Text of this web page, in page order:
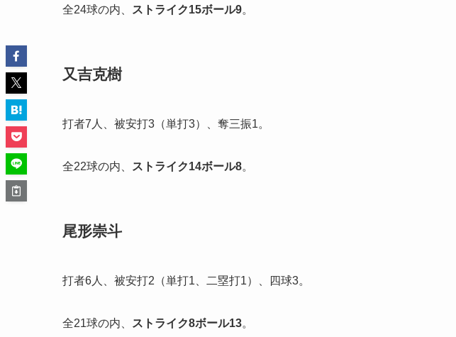
全24球の内、 ストライク15ボール9。
又吉克樹
打者7人、被安打3（単打3）、奪三振1。
全22球の内、 ストライク14ボール8。
尾形崇斗
打者6人、被安打2（単打1、二塁打1）、四球3。
全21球の内、 ストライク8ボール13。